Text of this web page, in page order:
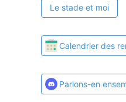
Le stade et moi
Calendrier des
Parlons-en